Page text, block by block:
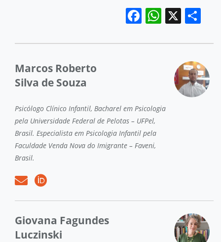
Facebook
X
Marcos Roberto
Silva de Souza
Psicólogo Clínico Infantil, Bacharel em Psicologia
pela Universidade Federal de Pelotas – UFPel,
Brasil. Especialista em Psicologia Infantil pela
Faculdade Venda Nova do Imigrante – Faveni,
Brasil.
Giovana Fagundes
Luczinski